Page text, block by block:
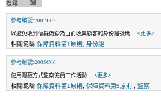
參考編號:2007E03
以避免收到懷疑偽鈔為由而收集顧客的身份證號碼 ... <更多>
相關範疇:保障資料第1原則 身份證
參考編號:2005C06
使用隱蔽方式監察僱員工作活動 ... <更多>
相關範疇:保障資料第1原則 保障資料第5原則 監察